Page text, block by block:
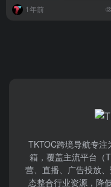
1年前
TKTOC跨境导航​专
箱，覆盖主流平台（
营、直播、广告投放
态整合行业资源，降